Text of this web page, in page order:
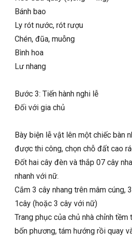
Bánh bao
Ly rót nước, rót rượu
Chén, đũa, muỗng
Bình hoa
Lư nhang
Bước 3: Tiến hành nghi lễ
Đối với gia chủ
Bày biện lễ vật lên một chiếc bàn
được thi công, chọn chỗ đất cao
Đốt hai cây đèn và thắp 07 cây
nhanh với nữ.
Cắm 3 cây nhang trên mâm cúng,
1cây (hoặc 3 cây với nữ)
Trang phục của chủ nhà chỉnh tềm
bốn phương, tám hướng rồi quay